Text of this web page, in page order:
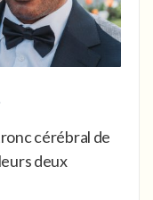
cérébral de
deux